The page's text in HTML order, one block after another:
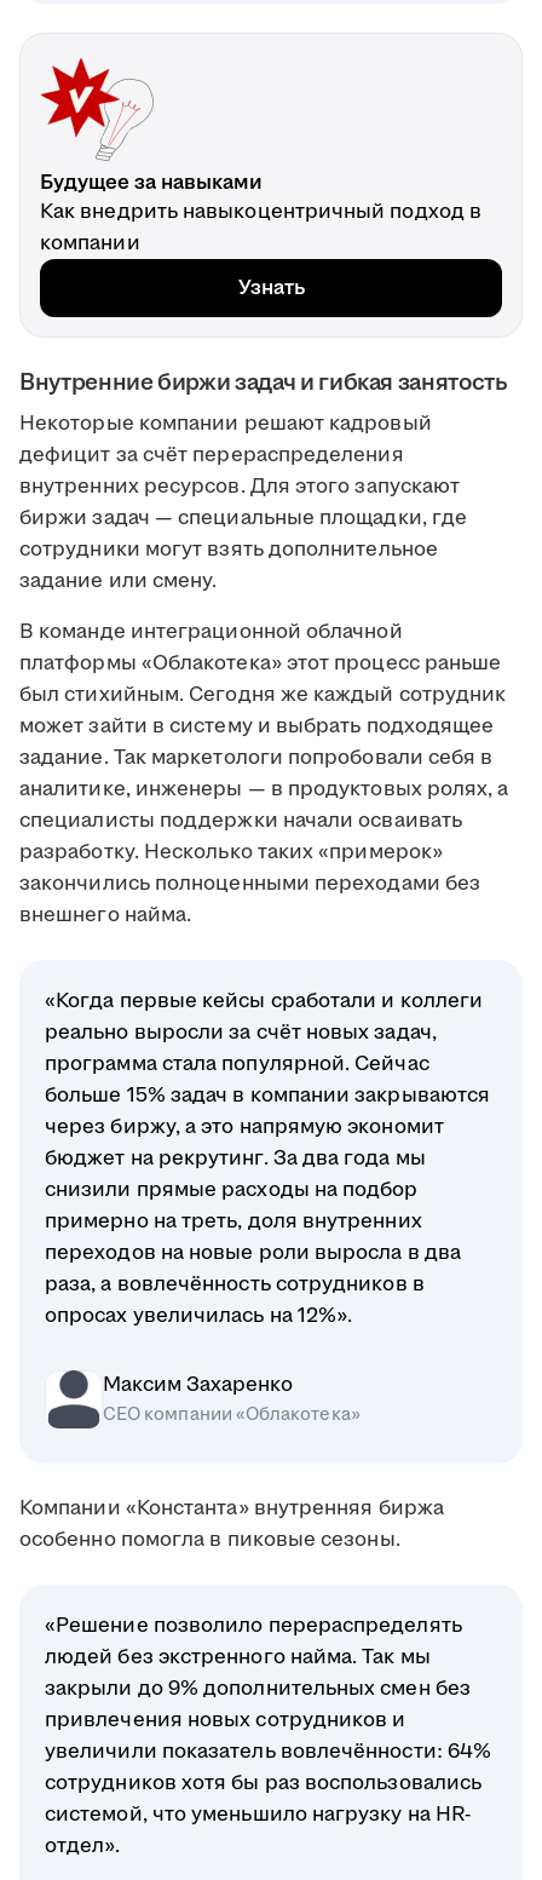
Будущее за навыками
Как внедрить навыкоцентричный подход в
компании
Узнать
Внутренние биржи задач и гибкая занятость
Некоторые компании решают кадровый
дефицит за счёт перераспределения
внутренних ресурсов. Для этого запускают
биржи задач — специальные площадки, где
сотрудники могут взять дополнительное
задание или смену.
В команде интеграционной облачной
платформы «Облакотека» этот процесс раньше
был стихийным. Сегодня же каждый сотрудник
может зайти в систему и выбрать подходящее
задание. Так маркетологи попробовали себя в
аналитике, инженеры — в продуктовых ролях, а
специалисты поддержки начали осваивать
разработку. Несколько таких «примерок»
закончились полноценными переходами без
внешнего найма.
«Когда первые кейсы сработали и коллеги
реально выросли за счёт новых задач,
программа стала популярной. Сейчас
больше 15% задач в компании закрываются
через биржу, а это напрямую экономит
бюджет на рекрутинг. За два года мы
снизили прямые расходы на подбор
примерно на треть, доля внутренних
переходов на новые роли выросла в два
раза, а вовлечённость сотрудников в
опросах увеличилась на 12%».
Максим Захаренко
СЕО компании «Облакотека»
Компании «Константа» внутренняя биржа
особенно помогла в пиковые сезоны.
«Решение позволило перераспределять
людей без экстренного найма. Так мы
закрыли до 9% дополнительных смен без
привлечения новых сотрудников и
увеличили показатель вовлечённости: 64%
сотрудников хотя бы раз воспользовались
системой, что уменьшило нагрузку на HR-
отдел».